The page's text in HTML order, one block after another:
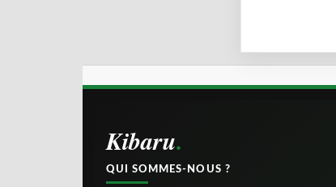
Kibaru
QUI SOMMES-NOUS ?